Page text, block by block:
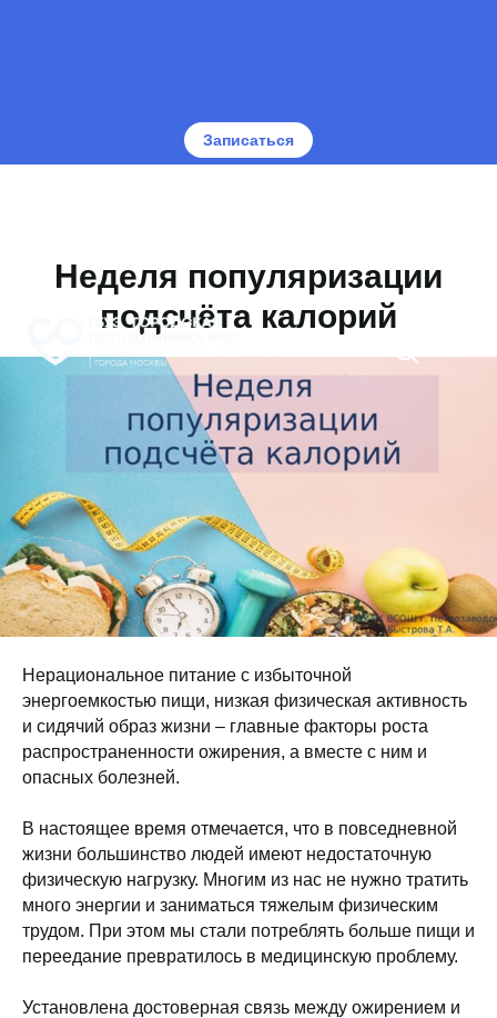
Записаться
Неделя популяризации
подсчёта калорий
Нерациональное питание с избыточной
энергоемкостью пищи, низкая физическая активность
и сидячий образ жизни – главные факторы роста
распространенности ожирения, а вместе с ним и
опасных болезней.
В настоящее время отмечается, что в повседневной
жизни большинство людей имеют недостаточную
физическую нагрузку. Многим из нас не нужно тратить
много энергии и заниматься тяжелым физическим
трудом. При этом мы стали потреблять больше пищи и
переедание превратилось в медицинскую проблему.
Установлена достоверная связь между ожирением и